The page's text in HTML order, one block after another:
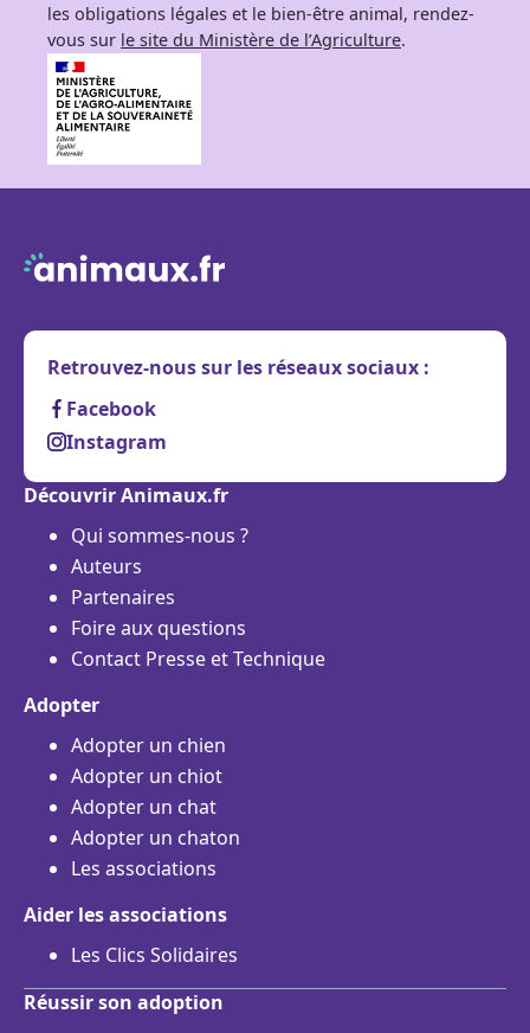
les obligations légales et le bien-être animal, rendez-
vous sur le site du Ministère de l’Agriculture.
Retrouvez-nous sur les réseaux sociaux :
Facebook
Instagram
Découvrir Animaux.fr
Qui sommes-nous ?
Auteurs
Partenaires
Foire aux questions
Contact Presse et Technique
Adopter
Adopter un chien
Adopter un chiot
Adopter un chat
Adopter un chaton
Les associations
Aider les associations
Les Clics Solidaires
Réussir son adoption